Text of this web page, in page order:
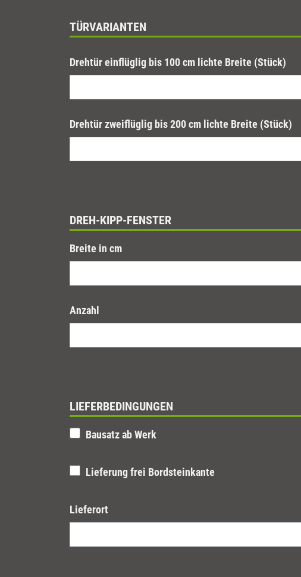
TÜRVARIANTEN
Drehtür einflüglig bis 100 cm lichte Breite (Stück)
Drehtür zweiflüglig bis 200 cm lichte Breite (Stück)
DREH-KIPP-FENSTER
Breite in cm
Anzahl
LIEFERBEDINGUNGEN
Bausatz ab Werk
Lieferung frei Bordsteinkante
Lieferort